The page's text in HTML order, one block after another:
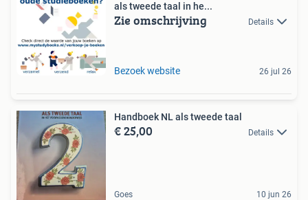
als tweede taal in he...
Zie omschrijving Details
Bezoek website 26 jul 26
Handboek NL als tweede taal
€ 25,00 Details
Goes 10 jun 26